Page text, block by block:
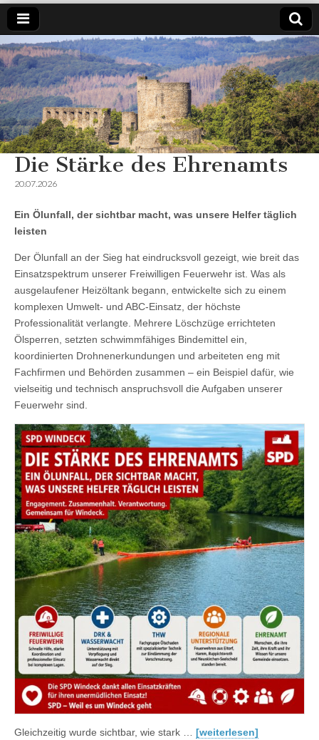
SPD
Windeck
Weil es
um
Windeck
geht.
Die Stärke des Ehrenamts
20.07.2026
Ein Ölunfall, der sichtbar macht, was unsere Helfer täglich
leisten
Der Ölunfall an der Sieg hat eindrucksvoll gezeigt, wie breit das
Einsatzspektrum unserer Freiwilligen Feuerwehr ist. Was als
ausgelaufener Heizöltank begann, entwickelte sich zu einem
komplexen Umwelt- und ABC‑Einsatz, der höchste
Professionalität verlangte. Mehrere Löschzüge errichteten
Ölsperren, setzten schwimmfähiges Bindemittel ein,
koordinierten Drohnenerkundungen und arbeiteten eng mit
Fachfirmen und Behörden zusammen – ein Beispiel dafür, wie
vielseitig und technisch anspruchsvoll die Aufgaben unserer
Feuerwehr sind.
Gleichzeitig wurde sichtbar, wie stark … [weiterlesen]